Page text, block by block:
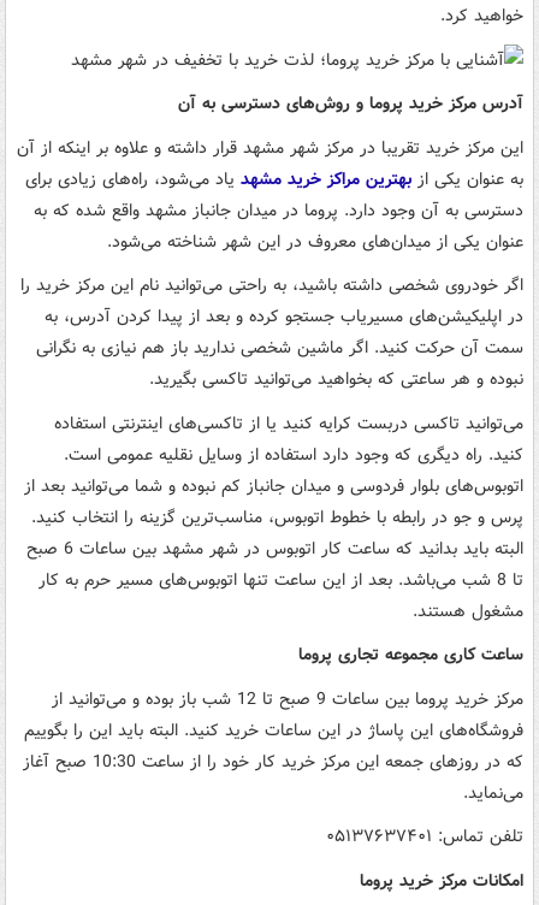
خواهید کرد.
آدرس مرکز خرید پروما و روش‌های دسترسی به آن
این مرکز خرید تقریبا در مرکز شهر مشهد قرار داشته و علاوه بر اینکه از آن
به عنوان یکی از بهترین مراکز خرید مشهد یاد می‌شود، راه‌های زیادی برای
دسترسی به آن وجود دارد. پروما در میدان جانباز مشهد واقع شده که به
عنوان یکی از میدان‌های معروف در این شهر شناخته می‌شود.
اگر خودروی شخصی داشته باشید، به راحتی می‌توانید نام این مرکز خرید را
در اپلیکیشن‌های مسیریاب جستجو کرده و بعد از پیدا کردن آدرس، به
سمت آن حرکت کنید. اگر ماشین شخصی ندارید باز هم نیازی به نگرانی
نبوده و هر ساعتی که بخواهید می‌توانید تاکسی بگیرید.
می‌توانید تاکسی دربست کرایه کنید یا از تاکسی‌های اینترنتی استفاده
کنید. راه دیگری که وجود دارد استفاده از وسایل نقلیه عمومی است.
اتوبوس‌های بلوار فردوسی و میدان جانباز کم نبوده و شما می‌توانید بعد از
پرس و جو در رابطه با خطوط اتوبوس، مناسب‌ترین گزینه را انتخاب کنید.
البته باید بدانید که ساعت کار اتوبوس در شهر مشهد بین ساعات 6 صبح
تا 8 شب می‌باشد. بعد از این ساعت تنها اتوبوس‌های مسیر حرم به کار
مشغول هستند.
ساعت کاری مجموعه تجاری پروما
مرکز خرید پروما بین ساعات 9 صبح تا 12 شب باز بوده و می‌توانید از
فروشگاه‌های این پاساژ در این ساعات خرید کنید. البته باید این را بگوییم
که در روزهای جمعه این مرکز خرید کار خود را از ساعت 10:30 صبح آغاز
می‌نماید.
تلفن تماس: ۰۵۱۳۷۶۳۷۴۰۱
امکانات مرکز خرید پروما